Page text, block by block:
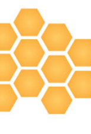
Skip
to
content